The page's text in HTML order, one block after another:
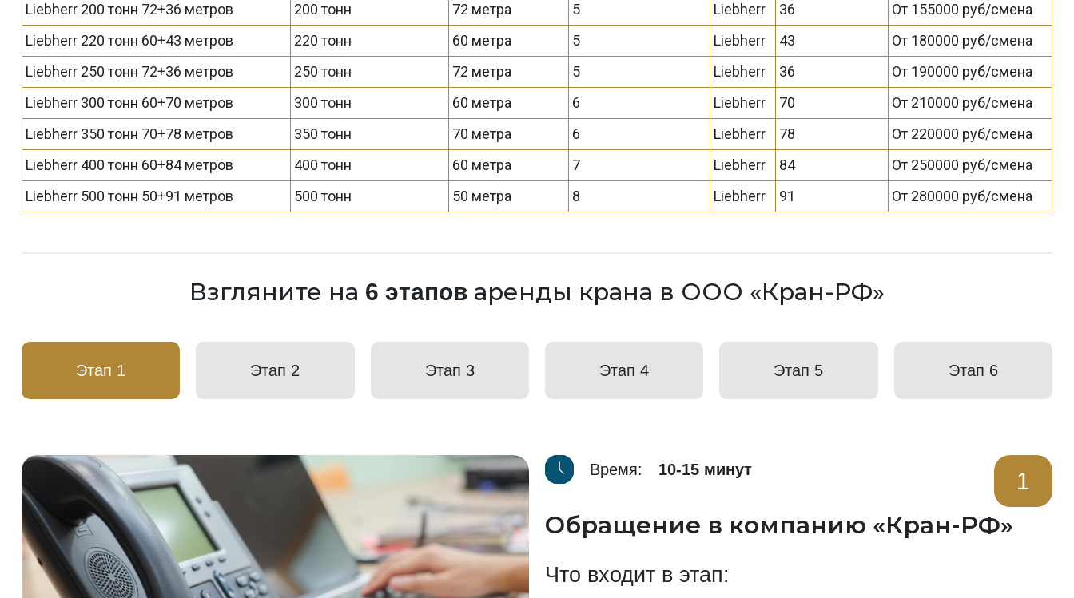
Liebherr 200 тонн 72+36 метров
200 тонн 72 метра 5 Liebherr 36
От 155000 руб/смена
Liebherr 220 тонн 60+43 метров
220 тонн 60 метра 5 Liebherr 43
От 180000 руб/смена
Liebherr 250 тонн 72+36 метров
250 тонн 72 метра 5 Liebherr 36
От 190000 руб/смена
Liebherr 300 тонн 60+70 метров
300 тонн 60 метра 6 Liebherr 70
От 210000 руб/смена
Liebherr 350 тонн 70+78 метров
350 тонн 70 метра 6 Liebherr 78
От 220000 руб/смена
Liebherr 400 тонн 60+84 метров
400 тонн 60 метра 7 Liebherr 84
От 250000 руб/смена
Liebherr 500 тонн 50+91 метров
500 тонн 50 метра 8 Liebherr 91 От 280000 руб/смена
Взгляните на 6 этапов аренды крана в ООО «Кран-РФ»
Этап 1 Этап 2 Этап 3 Этап 4 Этап 5 Этап 6
Время: 10-15 минут 1
Обращение в компанию «Кран-РФ»
Что входит в этап: